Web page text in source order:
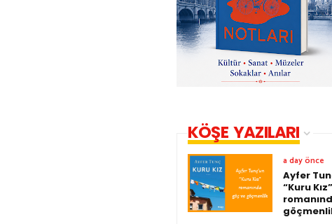
KÖŞE YAZILARI
a day önce
Ayfer
“Kuru Kız”